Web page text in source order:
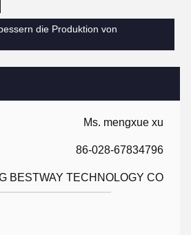
Ms. mengxue xu
86-028-67834796
BESTWAY TECHNOLOGY CO
die Produktion von